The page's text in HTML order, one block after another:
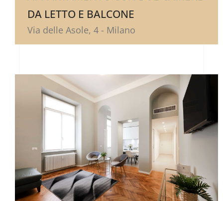
DA LETTO E BALCONE
Via delle Asole, 4 - Milano